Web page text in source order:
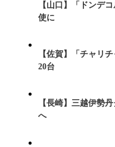
【山口】「ドンデ
使に
【佐賀】「チャリ
20台
【長崎】三越伊勢
へ